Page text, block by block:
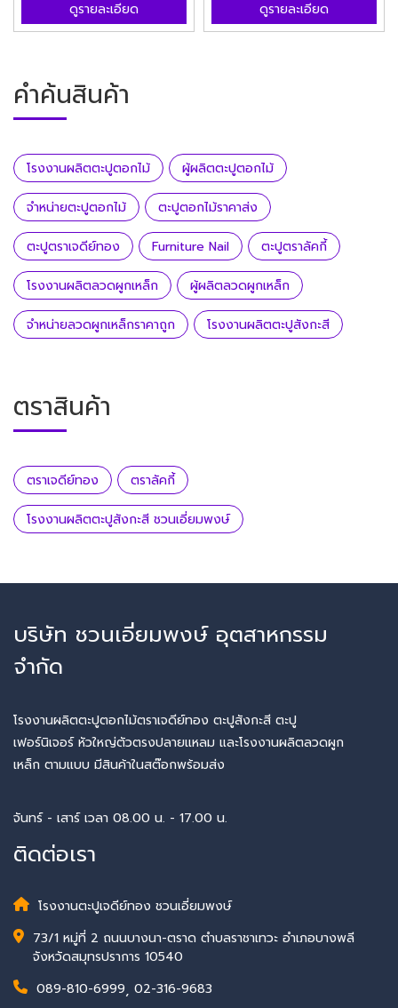
ดูรายละเอียด ดูรายละเอียด
คำค้นสินค้า
โรงงานผลิตตะปูตอกไม้ ผู้ผลิตตะปูตอกไม้
จำหน่ายตะปูตอกไม้ ตะปูตอกไม้ราคาส่ง
ตะปูตราเจดีย์ทอง Furniture Nail ตะปูตราลัคกี้
โรงงานผลิตลวดผูกเหล็ก ผู้ผลิตลวดผูกเหล็ก
จำหน่ายลวดผูกเหล็กราคาถูก โรงงานผลิตตะปูสังกะสี
ตราสินค้า
ตราเจดีย์ทอง ตราลัคกี้
โรงงานผลิตตะปูสังกะสี ชวนเอี่ยมพงษ์
บริษัท ชวนเอี่ยมพงษ์ อุตสาหกรรม
จำกัด
โรงงานผลิตตะปูตอกไม้ตราเจดีย์ทอง ตะปูสังกะสี ตะปู
เฟอร์นิเจอร์ หัวใหญ่ตัวตรงปลายแหลม และโรงงานผลิตลวดผูก
เหล็ก ตามแบบ มีสินค้าในสต๊อกพร้อมส่ง
จันทร์ - เสาร์ เวลา 08.00 น. - 17.00 น.
ติดต่อเรา
โรงงานตะปูเจดีย์ทอง ชวนเอี่ยมพงษ์
73/1 หมู่ที่ 2 ถนนบางนา-ตราด ตำบลราชาเทวะ อำเภอบางพลี
จังหวัดสมุทรปราการ 10540
089-810-6999, 02-316-9683